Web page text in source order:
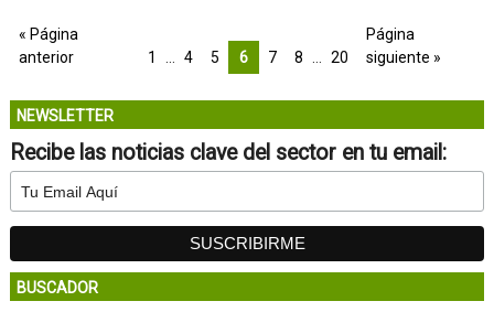
« Página
anterior
1 4 5 6 7 8 20
Página
siguiente »
NEWSLETTER
Recibe las noticias clave del sector en tu email:
BUSCADOR